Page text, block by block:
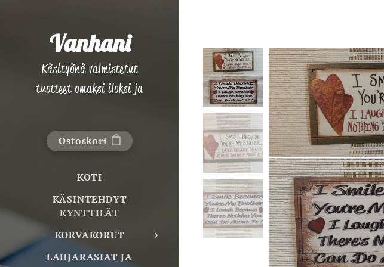
Vanhani
Käsityönä valmistetut
tuotteet omaksi iloksi ja
Ostoskori
KOTI
KÄSINTEHDYT
KYNTTILÄT
KORVAKORUT
LAHJARASIAT JA